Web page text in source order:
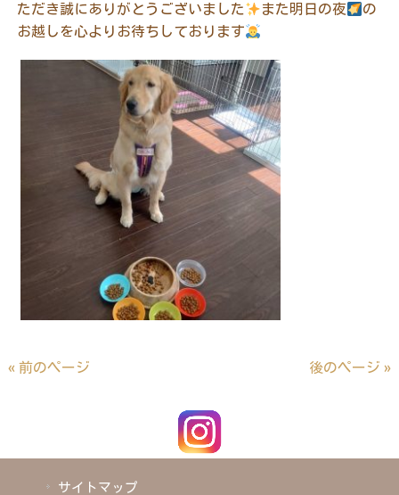
ただき誠にありがとうございました
また明日の夜
の
お越しを心よりお待ちしております
« 前のページ 後のページ »
サイトマップ